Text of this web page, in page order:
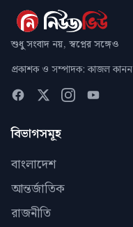
শুধু সংবাদ নয়, স্বপ্নের সঙ্গেও
প্রকাশক ও সম্পাদক: কাজল কানন
বিভাগসমূহ
বাংলাদেশ
আন্তর্জাতিক
রাজনীতি